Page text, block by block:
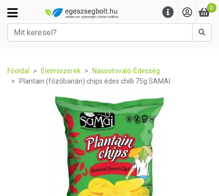
0
Főoldal Élelmiszerek
Nassolnivaló-Édesség
Plantain (főzőbanán) chips édes chilli 75g SAMAI